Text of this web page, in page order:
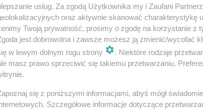
TENIS
Challenger ATP w Kozerkach.
Polski tenisista odpadł z turnieju
usług. Za zgodą Użytkownika my i Zaufani
oraz aktywnie skanować charakterystykę
Twoją prywatność, prosimy o zgodę na korzystanie z
jest dobrowolna i zawsze możesz ją zmienić/wycofać
w lewym dolnym rogu strony
. Niektóre rodzaje
masz prawo sprzeciwić się takiemu przetwarzaniu.
się z poniższymi informacjami, abyś mógł
Szczegółowe informacje dotyczące